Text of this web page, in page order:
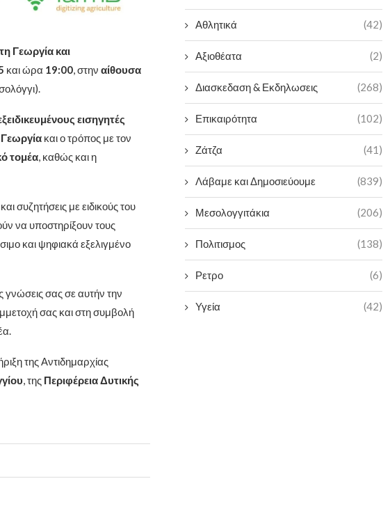
Γεωργία και
και ώρα 19:00, στην αίθουσα
εισηγητές
και ο τρόπος με τον
τομέα, καθώς και η
συζητήσεις με ειδικούς του
να υποστηρίξουν τους
και ψηφιακά εξελιγμένο
γνώσεις σας σε αυτήν την
σας και στη συμβολή
της Αντιδημαρχίας
, της Περιφέρεια Δυτικής
Αθλητικά (42)
Αξιοθέατα (2)
Διασκεδαση & Εκδηλωσεις (268)
Επικαιρότητα (102)
Ζάτζα (41)
Λάβαμε και Δημοσιεύουμε (839)
Μεσολογγιτάκια (206)
Πολιτισμος (138)
Ρετρο (6)
Υγεία (42)